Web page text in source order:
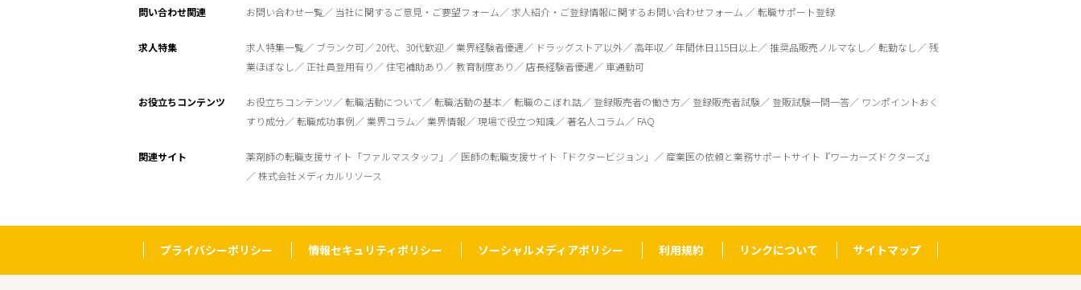
問い合わせ関連 お問い合わせ一覧 当社に関するご意見・ご要望フォーム 求人紹介・ご登録情報に関するお問い合わせフォーム 転職サポート登録
求人特集 求人特集一覧 ブランク可 20代、30代歓迎 業界経験者優遇 ドラッグストア以外 高年収 年間休日115日以上 推奨品販売ノルマなし 転勤なし
残
業ほぼなし
正社員登用有り 住宅補助あり 教育制度あり 店長経験者優遇 車通勤可
お役立ちコンテンツ お役立ちコンテンツ 転職活動について 転職活動の基本 転職のこぼれ話 登録販売者の働き方 登録販売者試験 登販試験一問一答
ワンポイントおく
すり成分
転職成功事例 業界コラム 業界情報 現場で役立つ知識 著名人コラム FAQ
関連サイト 薬剤師の転職支援サイト「ファルマスタッフ」 医師の転職支援サイト「ドクタービジョン」
産業医の依頼と業務サポートサイト『ワーカーズドクターズ』
株式会社メディカルリソース
プライバシーポリシー 情報セキュリティポリシー ソーシャルメディアポリシー 利用規約 リンクについて サイトマップ